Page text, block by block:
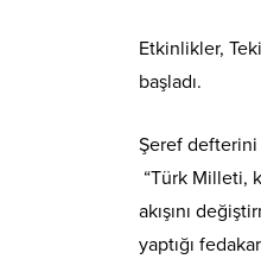
Etkinlikler,
başladı.
Şeref defterini
“Türk Milleti,
akışını
yaptığı